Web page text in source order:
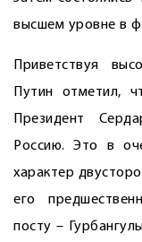
высшем уровне в
Приветствуя
Путин отметил,
Президент
Россию. Это в
характер
его
посту –